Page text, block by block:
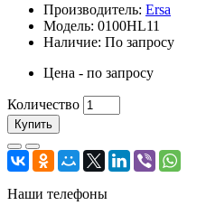
Производитель: Ersa
Модель: 0100HL11
Наличие: По запросу
Цена - по запросу
Количество
Купить
Наши телефоны